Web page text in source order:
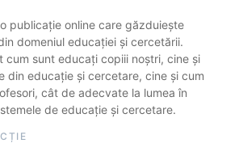
publicație online care găzduiește
domeniul educației și cercetării.
cum sunt educați copiii noștri, cine și
din educație și cercetare, cine și cum
cât de adecvate la lumea în
de educație și cercetare.